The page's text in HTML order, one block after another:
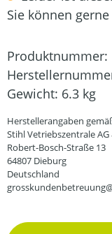
Sie können
Produktnummer:
Gewicht: 6.3 kg
Herstellerangaben
Stihl Vetriebszentrale AG
Robert-Bosch-Straße 13
64807 Dieburg
Deutschland